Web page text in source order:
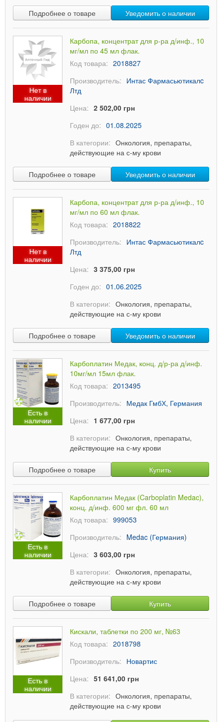
Подробнее о товаре Уведомить о наличии
Нет в
наличии
Карбопа, концентрат для р-ра д/инф., 10
мг/мл по 45 мл флак.
Код товара: 2018827
Производитель: Интас Фармасьютикалc
Лтд
Цена: 2 502,00 грн
Годен до: 01.08.2025
В категории: Онкология, препараты,
действующие на с-му крови
Подробнее о товаре Уведомить о наличии
Нет в
наличии
Карбопа, концентрат для р-ра д/инф., 10
мг/мл по 60 мл флак.
Код товара: 2018822
Производитель: Интас Фармасьютикалc
Лтд
Цена: 3 375,00 грн
Годен до: 01.06.2025
В категории: Онкология, препараты,
действующие на с-му крови
Подробнее о товаре Уведомить о наличии
Есть в
наличии
Карбоплатин Медак, конц. д/р-ра д/инф.
10мг/мл 15мл флак.
Код товара: 2013495
Производитель: Медак ГмбХ, Германия
Цена: 1 677,00 грн
В категории: Онкология, препараты,
действующие на с-му крови
Подробнее о товаре Купить
Есть в
наличии
Карбоплатин Медак (Carboplatin Medac),
конц. д/инф. 600 мг фл. 60 мл
Код товара: 999053
Производитель: Medac (Германия)
Цена: 3 603,00 грн
В категории: Онкология, препараты,
действующие на с-му крови
Подробнее о товаре Купить
Есть в
наличии
Кискали, таблетки по 200 мг, №63
Код товара: 2018798
Производитель: Новартис
Цена: 51 641,00 грн
В категории: Онкология, препараты,
действующие на с-му крови